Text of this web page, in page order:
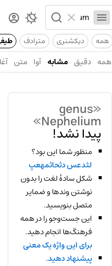
همه دیکشنری مترادف
همه دقیق مشابه آوا متن
«genus
Nephelium»
پیدا نشد!
منظور شما این بود؟
لثدعس دثحاثمهعپ
شکل سادهٔ لغت را بدون
نوشتن وندها و ضمایر
متصل بنویسید.
این جست‌وجو را در همه
فرهنگ‌ها انجام دهید.
برای این واژه یک معنی
پیشنهاد دهید.